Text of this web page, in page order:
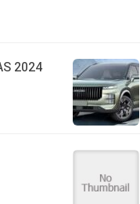
2024